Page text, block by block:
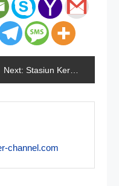
Next: Stasiun Kereta Api Resmi Terintegrasi/Terhubung
channel.com